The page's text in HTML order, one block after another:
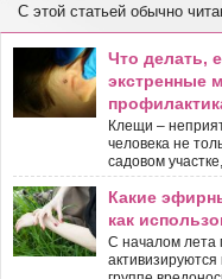
С этой статьей обычно
Что делать,
экстренные
Клещи –
человека не
садовом
Какие
как
С началом лета